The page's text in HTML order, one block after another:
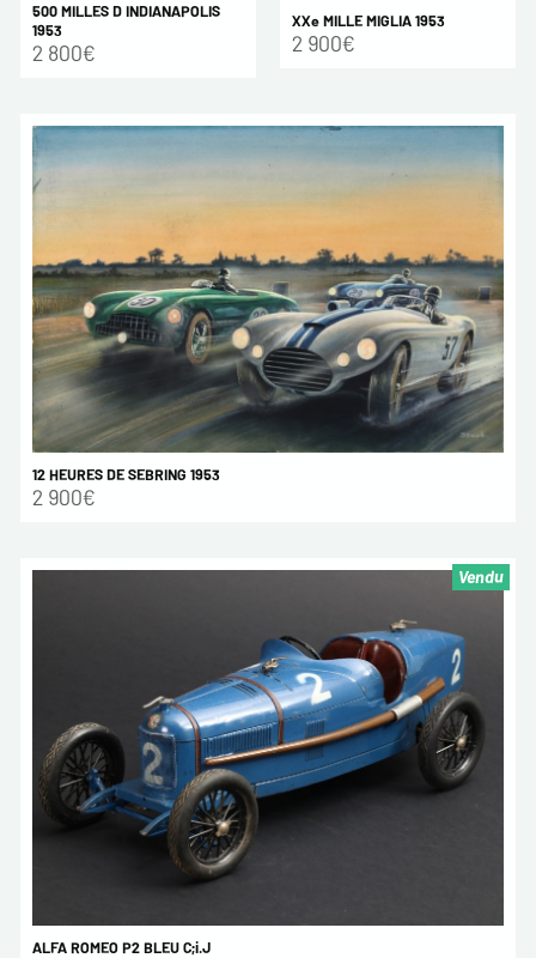
500 MILLES D INDIANAPOLIS
1953
2 800€
XXe MILLE MIGLIA 1953
2 900€
12 HEURES DE SEBRING 1953
2 900€
ALFA ROMEO P2 BLEU C;i.J
Vendu